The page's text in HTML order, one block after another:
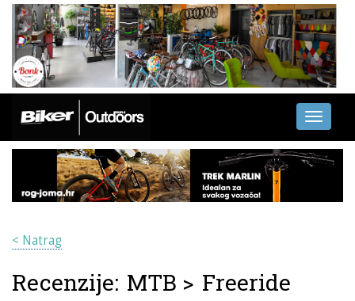
Toggle
< Natrag
Recenzije: MTB > Freeride